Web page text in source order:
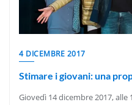
4 DICEMBRE 2017
Stimare i giovani: una
Giovedì 14 dicembre 2017, alle